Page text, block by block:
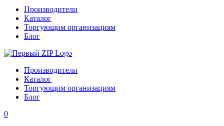
Производители
Каталог
Торгующим организациям
Блог
Производители
Каталог
Торгующим организациям
Блог
0